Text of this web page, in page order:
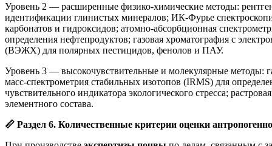
Уровень 2 — расширенные физико-химические методы:
идентификации глинистых минералов; ИК-Фурье
карбонатов и гидроксидов; атомно-абсорбционная
определения нефтепродуктов; газовая хроматография с
(ВЭЖХ) для полярных пестицидов, фенолов и ПАУ.
Уровень 3 — высокочувствительные и молекулярные методы:
масс-спектрометрия стабильных изотопов (IRMS) для
чувствительного индикатора экологического стресса;
элементного состава.
📏 Раздел 6. Количественные критерии оценки